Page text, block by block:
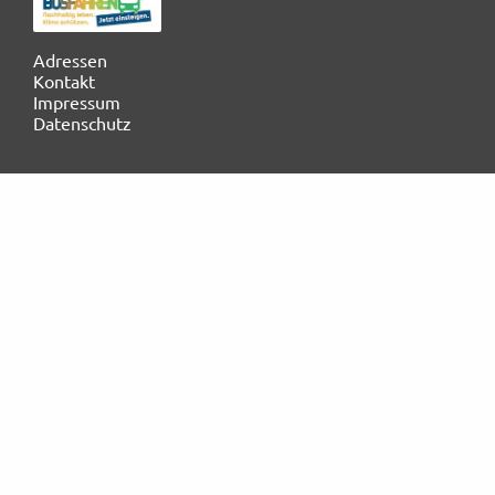
Navigation
überspringen
Adressen
Kontakt
Impressum
Datenschutz
Rechtliches und AGB
Reiseversicherung